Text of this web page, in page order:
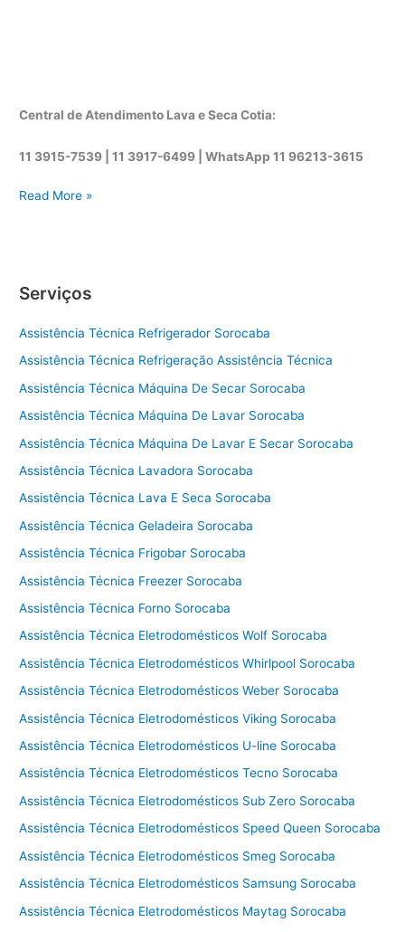
Central de Atendimento Lava e Seca Cotia:
11 3915-7539 | 11 3917-6499 |WhatsApp11 96213-3615
A
t
n
c
a
t
n
i
a
l
a
e
e
c
a
o
t
Read More »
Serviços
Assistência Técnica Refrigerador Sorocaba
Assistência Técnica Refrigeração Assistência Técnica
Assistência Técnica Máquina De Secar Sorocaba
Assistência Técnica Máquina De Lavar Sorocaba
Assistência Técnica Máquina De Lavar E Secar Sorocaba
Assistência Técnica Lavadora Sorocaba
Assistência Técnica Lava E Seca Sorocaba
Assistência Técnica Geladeira Sorocaba
Assistência Técnica Frigobar Sorocaba
Assistência Técnica Freezer Sorocaba
Assistência Técnica Forno Sorocaba
Assistência Técnica Eletrodomésticos Wolf Sorocaba
Assistência Técnica Eletrodomésticos Whirlpool Sorocaba
Assistência Técnica Eletrodomésticos Weber Sorocaba
Assistência Técnica Eletrodomésticos Viking Sorocaba
Assistência Técnica Eletrodomésticos U-line Sorocaba
Assistência Técnica Eletrodomésticos Tecno Sorocaba
Assistência Técnica Eletrodomésticos Sub Zero Sorocaba
Assistência Técnica Eletrodomésticos Speed Queen Sorocaba
Assistência Técnica Eletrodomésticos Smeg Sorocaba
Assistência Técnica Eletrodomésticos Samsung Sorocaba
Assistência Técnica Eletrodomésticos Maytag Sorocaba